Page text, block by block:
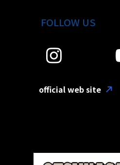
FOLLOW US
official web site